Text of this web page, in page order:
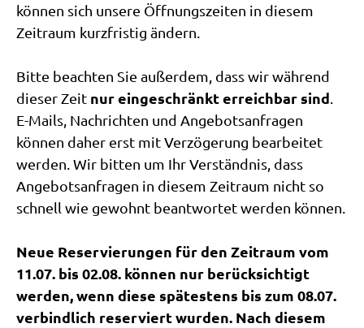
können sich unsere Öffnungszeiten in diesem
Zeitraum kurzfristig ändern.
Bitte beachten Sie außerdem, dass wir während
dieser Zeit nur eingeschränkt erreichbar sind.
E-Mails, Nachrichten und Angebotsanfragen
können daher erst mit Verzögerung bearbeitet
werden. Wir bitten um Ihr Verständnis, dass
Angebotsanfragen in diesem Zeitraum nicht so
schnell wie gewohnt beantwortet werden können.
Neue Reservierungen für den Zeitraum vom
11.07. bis 02.08. können nur berücksichtigt
werden, wenn diese spätestens bis zum 08.07.
verbindlich reserviert wurden. Nach diesem